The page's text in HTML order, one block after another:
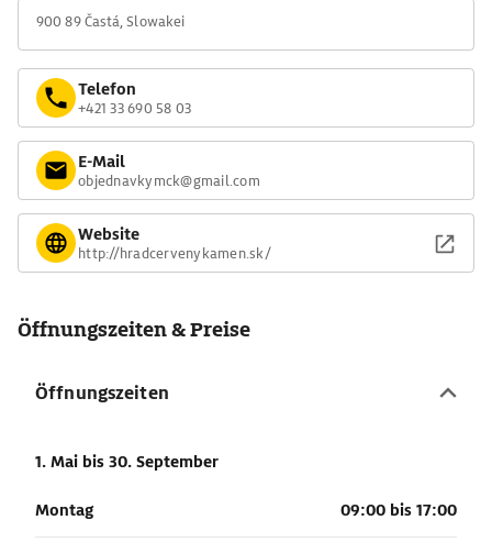
900 89 Častá, Slowakei
Telefon
+421 33 690 58 03
E-Mail
objednavkymck@gmail.com
Website
http://hradcervenykamen.sk/
Öffnungszeiten & Preise
Öffnungszeiten
1. Mai bis 30. September
Montag 09:00 bis 17:00